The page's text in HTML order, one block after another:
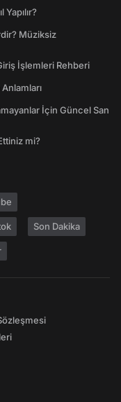
Müziksiz
İşlemleri Rehberi
İçin Güncel San
mi?
Son Dakika